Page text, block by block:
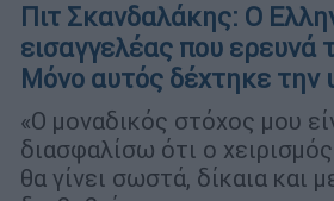
Πιτ Σκανδαλάκης: Ο
εισαγγελέας που ερευνά
Μόνο αυτός δέχτηκε την
«Ο μοναδικός στόχος μου
διασφαλίσω ότι ο
θα γίνει σωστά, δίκαια και